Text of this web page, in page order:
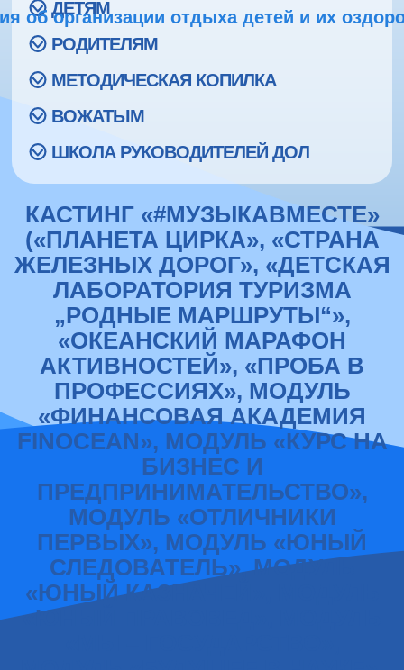
об организации отдыха детей и их
ДЕТЯМ
РОДИТЕЛЯМ
МЕТОДИЧЕСКАЯ КОПИЛКА
ВОЖАТЫМ
ШКОЛА РУКОВОДИТЕЛЕЙ ДОЛ
КАСТИНГ «#МУЗЫКАВМЕСТЕ»
(«ПЛАНЕТА ЦИРКА», «СТРАНА
ЖЕЛЕЗНЫХ ДОРОГ», «ДЕТСКАЯ
ЛАБОРАТОРИЯ ТУРИЗМА
„РОДНЫЕ МАРШРУТЫ“»,
«ОКЕАНСКИЙ МАРАФОН
АКТИВНОСТЕЙ», «ПРОБА В
ПРОФЕССИЯХ», МОДУЛЬ
«ФИНАНСОВАЯ АКАДЕМИЯ
FINOCEAN», МОДУЛЬ «КУРС НА
БИЗНЕС И
ПРЕДПРИНИМАТЕЛЬСТВО»,
МОДУЛЬ «ОТЛИЧНИКИ
ПЕРВЫХ», МОДУЛЬ «ЮНЫЙ
СЛЕДОВАТЕЛЬ», МОДУЛЬ
«ЮНЫЙ КАЗНАЧЕЙ», МОДУЛЬ
«ЮНЫЙ ПРАВОВЕД», МОДУЛЬ